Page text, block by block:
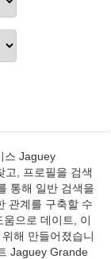
스 Jaguey
고, 프로필을 검색
통해 일반 검색을
관계를 구축할 수
으로 데이트, 이
해 만들어졌습니
Jaguey Grande